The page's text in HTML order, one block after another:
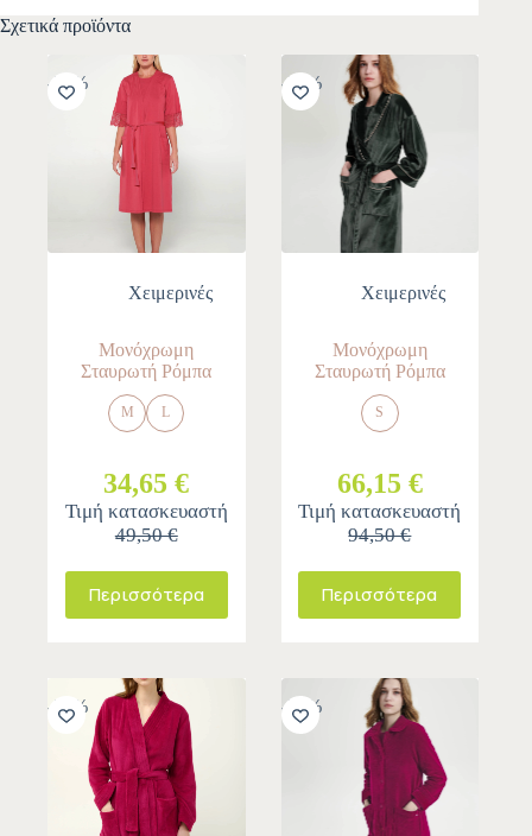
Σχετικά προϊόντα
-30%
Χειμερινές
Μονόχρωμη
Σταυρωτή Ρόμπα
M L
34,65 €
Τιμή κατασκευαστή
49,50 €
Περισσότερα
-30%
Χειμερινές
Μονόχρωμη
Σταυρωτή Ρόμπα
S
66,15 €
Τιμή κατασκευαστή
94,50 €
Περισσότερα
-30% -30%